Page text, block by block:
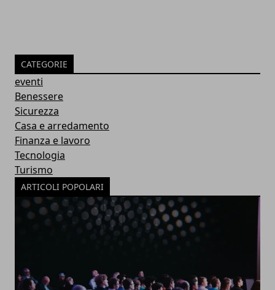
CATEGORIE
eventi
Benessere
Sicurezza
Casa e arredamento
Finanza e lavoro
Tecnologia
Turismo
ARTICOLI POPOLARI